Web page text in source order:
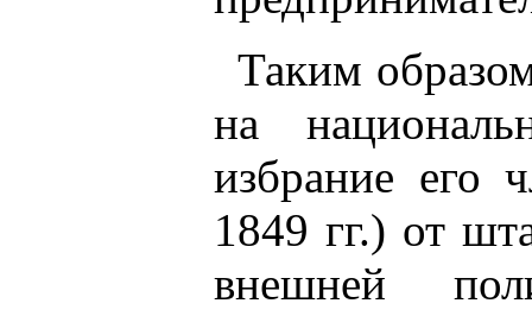
Таким
на
избрание его
1849 гг.) от
внешней